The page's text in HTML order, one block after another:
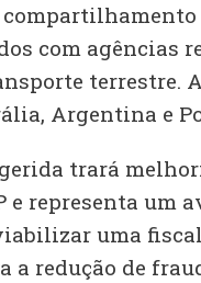
com agências
terrestre.
Argentina e
trará
e representa um
uma
a redução de